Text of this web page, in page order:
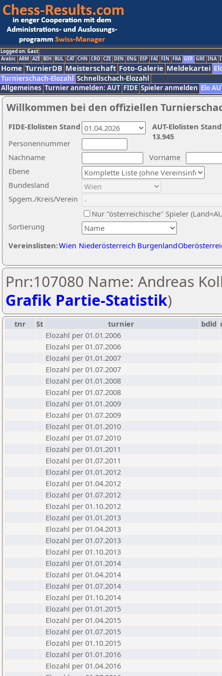
Logged on: Gast
Arabic ARM AZE BIH BUL CAT CHN CRO CZE DEN ENG ESP FAI FIN FRA GER GRE INA
Home TurnierDB Meisterschaft Foto-Galerie Meldekartei
Turnierschach-Elozahl Schnellschach-Elozahl
Allgemeines Turnier anmelden: AUT FIDE Spieler anmelden Elo
Willkommen bei den offiziellen
Nachname
Vorname
Ebene
Sortierung
Personennummer
Bundesland
Spgem./Kreis/Verein
Nur "österreichische" Spieler
Vereinslisten:Wien Niederösterreich Burgenland
AUT-Elolisten
13.945
FIDE-Elolisten Stand
Pnr:107080 Name: Andreas
Grafik Partie-Statistik)
tnr St turnier bdld
Elozahl per 01.01.2006
Elozahl per 01.07.2006
Elozahl per 01.01.2007
Elozahl per 01.07.2007
Elozahl per 01.01.2008
Elozahl per 01.07.2008
Elozahl per 01.01.2009
Elozahl per 01.07.2009
Elozahl per 01.01.2010
Elozahl per 01.07.2010
Elozahl per 01.01.2011
Elozahl per 01.07.2011
Elozahl per 01.01.2012
Elozahl per 01.04.2012
Elozahl per 01.07.2012
Elozahl per 01.10.2012
Elozahl per 01.01.2013
Elozahl per 01.04.2013
Elozahl per 01.07.2013
Elozahl per 01.10.2013
Elozahl per 01.01.2014
Elozahl per 01.04.2014
Elozahl per 01.07.2014
Elozahl per 01.10.2014
Elozahl per 01.01.2015
Elozahl per 01.04.2015
Elozahl per 01.07.2015
Elozahl per 01.10.2015
Elozahl per 01.01.2016
Elozahl per 01.04.2016